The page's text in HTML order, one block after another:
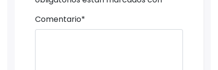
Comentario*